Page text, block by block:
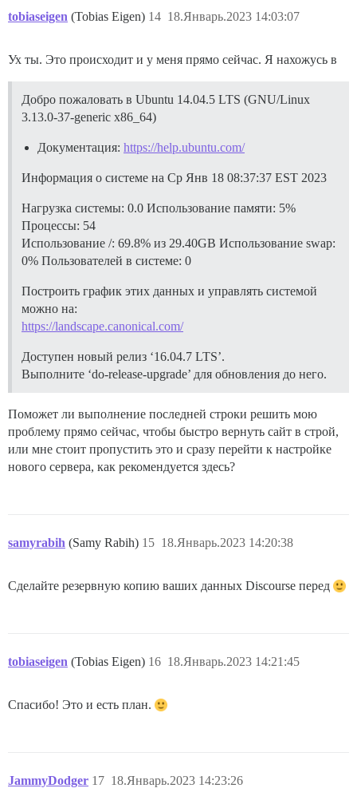
tobiaseigen (Tobias Eigen) 18.Январь.2023 14:03:07
14
Ух ты. Это происходит и у меня прямо сейчас. Я нахожусь в
Добро пожаловать в Ubuntu 14.04.5 LTS (GNU/Linux
3.13.0-37-generic x86_64)
Документация: https://help.ubuntu.com/
Информация о системе на Ср Янв 18 08:37:37 EST 2023
Нагрузка системы: 0.0 Использование памяти: 5%
Процессы: 54
Использование /: 69.8% из 29.40GB Использование swap:
0% Пользователей в системе: 0
Построить график этих данных и управлять системой
можно на:
https://landscape.canonical.com/
Доступен новый релиз ‘16.04.7 LTS’.
Выполните ‘do-release-upgrade’ для обновления до него.
Поможет ли выполнение последней строки решить мою
проблему прямо сейчас, чтобы быстро вернуть сайт в строй,
или мне стоит пропустить это и сразу перейти к настройке
нового сервера, как рекомендуется здесь?
samyrabih (Samy Rabih) 18.Январь.2023 14:20:38
15
Сделайте резервную копию ваших данных Discourse перед
tobiaseigen (Tobias Eigen) 18.Январь.2023 14:21:45
16
Спасибо! Это и есть план.
JammyDodger 18.Январь.2023 14:23:26
17